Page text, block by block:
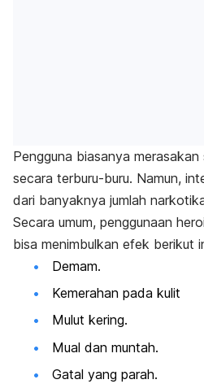
Pengguna biasanya
secara terburu-buru. Namun,
dari banyaknya jumlah
Secara umum, penggunaan
bisa menimbulkan efek berikut
Demam.
Kemerahan pada kulit
Mulut kering.
Mual dan muntah.
Gatal yang parah.